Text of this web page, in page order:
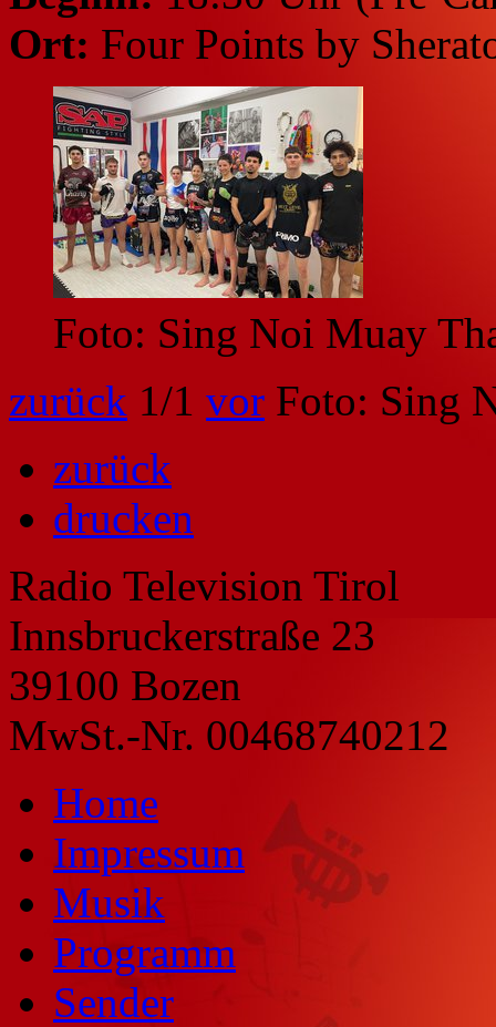
Ort: Four Points by
Foto: Sing Noi Muay
zurück 1/1 vor Foto: Sing
zurück
drucken
Radio Television Tirol
Innsbruckerstraße 23
39100 Bozen
MwSt.-Nr. 00468740212
Home
Impressum
Musik
Programm
Sender